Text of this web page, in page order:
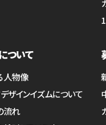
ついて
人物像
ザインイズムについて
流れ